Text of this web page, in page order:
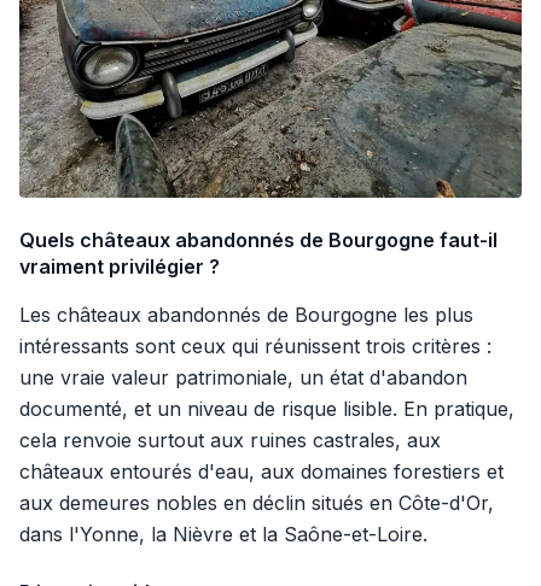
Quels châteaux abandonnés de Bourgogne faut-il
vraiment privilégier ?
Les châteaux abandonnés de Bourgogne les plus
intéressants sont ceux qui réunissent trois critères :
une vraie valeur patrimoniale, un état d'abandon
documenté, et un niveau de risque lisible. En pratique,
cela renvoie surtout aux ruines castrales, aux
châteaux entourés d'eau, aux domaines forestiers et
aux demeures nobles en déclin situés en Côte-d'Or,
dans l'Yonne, la Nièvre et la Saône-et-Loire.